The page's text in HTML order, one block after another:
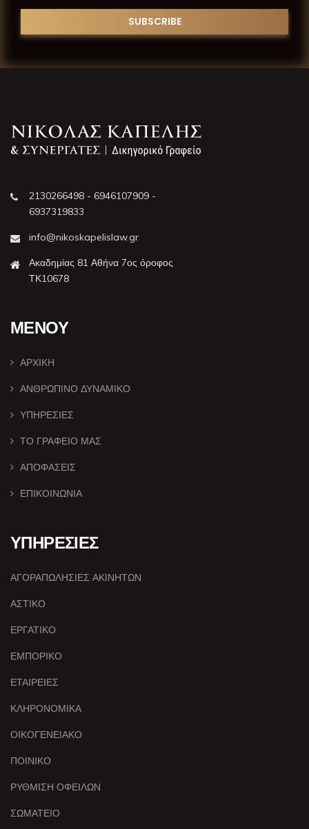
2130266498 - 6946107909 -
6937319833
info@nikoskapelislaw.gr
Ακαδημίας 81 Αθήνα 7ος όροφος
ΤΚ10678
ΜΕΝΟΥ
ΑΡΧΙΚΗ
ΑΝΘΡΩΠΙΝΟ ΔΥΝΑΜΙΚΟ
ΥΠΗΡΕΣΙΕΣ
ΤΟ ΓΡΑΦΕΙΟ ΜΑΣ
ΑΠΟΦΑΣΕΙΣ
ΕΠΙΚΟΙΝΩΝΙΑ
ΥΠΗΡΕΣΙΕΣ
ΑΓΟΡΑΠΩΛΗΣΙΕΣ ΑΚΙΝΗΤΩΝ
ΑΣΤΙΚΟ
ΕΡΓΑΤΙΚΟ
ΕΜΠΟΡΙΚΟ
ΕΤΑΙΡΕΙΕΣ
ΚΛΗΡΟΝΟΜΙΚΑ
ΟΙΚΟΓΕΝΕΙΑΚΟ
ΠΟΙΝΙΚΟ
ΡΥΘΜΙΣΗ ΟΦΕΙΛΩΝ
ΣΩΜΑΤΕΙΟ